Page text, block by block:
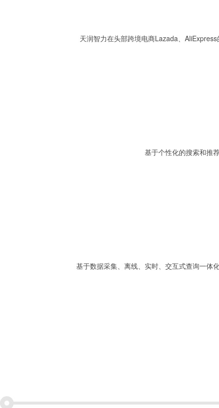
天润智力在头部跨境电商Lazada、
基于个性化的搜索和推
基于数据采集、离线、实时、交互式查询一体